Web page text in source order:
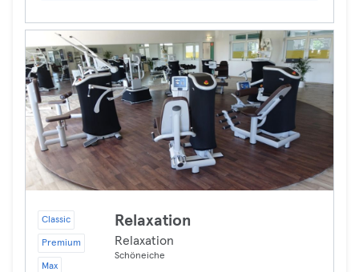
Classic
Premium
Max
Relaxation
Relaxation
Schöneiche